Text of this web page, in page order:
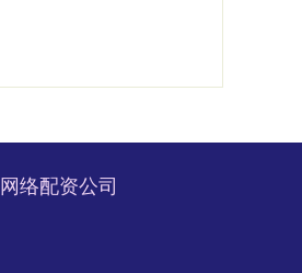
网络配资公司